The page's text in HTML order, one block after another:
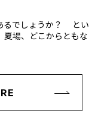
るでしょうか？ と
場、どこからとも